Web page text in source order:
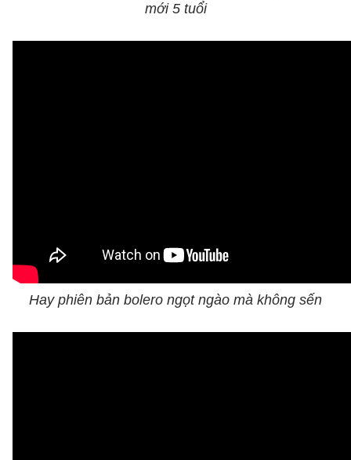
mới 5 tuổi
Hay phiên bản bolero ngọt ngào mà không sến